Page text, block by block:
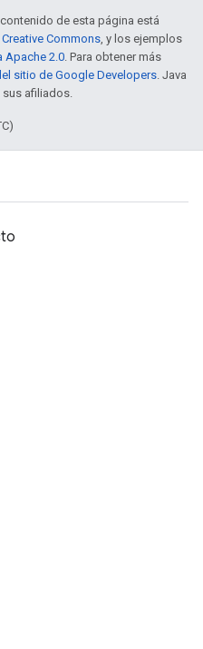
de esta página está
Commons, y los ejemplos
Apache 2.0. Para obtener más
sitio de Google Developers. Java
sus afiliados.